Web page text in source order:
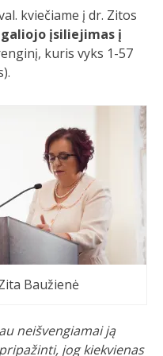
kviečiame į dr. Zitos
įsiliejimas į
kuris vyks 1-57
Baužienė
neišvengiamai ją
jog kiekvienas